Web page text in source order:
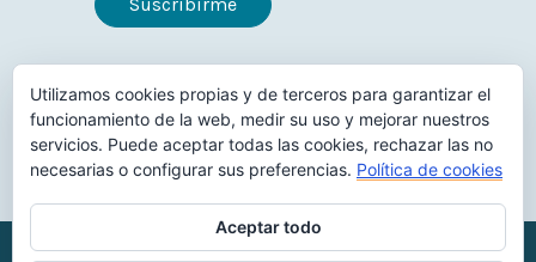
Síguenos en
Utilizamos cookies propias y de terceros para garantizar el
funcionamiento de la web, medir su uso y mejorar nuestros
servicios. Puede aceptar todas las cookies, rechazar las no
necesarias o configurar sus preferencias. Política de cookies
Aceptar todo